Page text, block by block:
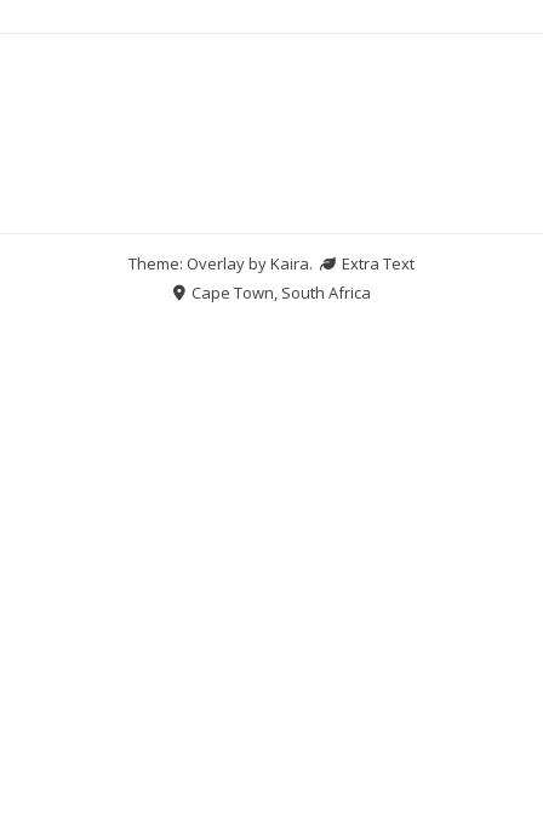
Theme: Overlay byKaira.
Extra Text
Cape Town, South Africa